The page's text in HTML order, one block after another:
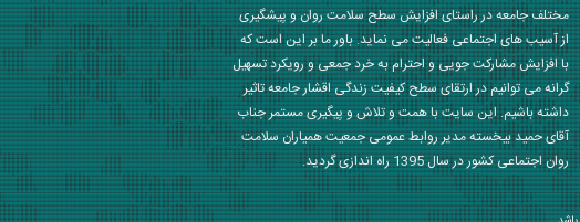
مختلف جامعه در راستای افزایش سطح سلامت روان و پیشگیری
از آسیب های اجتماعی فعالیت می نماید. باور ما بر این است که
با افزایش مشارکت جویی و احترام به خرد جمعی و رویکرد تسهیل
گرانه می توانیم در ارتقای سطح کیفیت زندگی اقشار جامعه تاثیر
داشته باشیم. این سایت با همت و تلاش و پیگیری مستمر جناب
آقای حمید بیخسته مدیر روابط عمومی جمعیت همیاران سلامت
روان اجتماعی کشور در سال 1395 راه اندازی گردید.